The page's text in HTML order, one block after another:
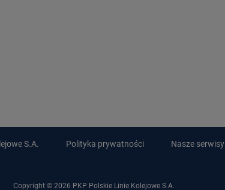
S.A. Polityka prywatności Nasze serwisy
Copyright © 2026 PKP Polskie Linie Kolejowe S.A.